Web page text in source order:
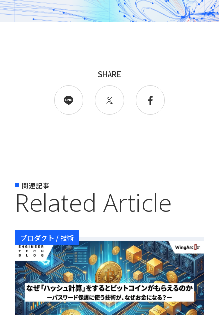
WingArc BASEとは
Copyright© WingArc1st Inc. All Rights Reserved.
SHARE
関連記事
Related Article
プロダクト / 技術